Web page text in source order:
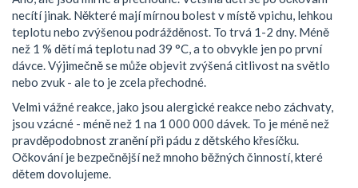
necítí jinak. Některé mají mírnou bolest v místě vpichu, lehkou
teplotu nebo zvýšenou podrážděnost. To trvá 1-2 dny. Méně
než 1 % dětí má teplotu nad 39 °C, a to obvykle jen po první
dávce. Výjimečně se může objevit zvýšená citlivost na světlo
nebo zvuk - ale to je zcela přechodné.
Velmi vážné reakce, jako jsou alergické reakce nebo záchvaty,
jsou vzácné - méně než 1 na 1 000 000 dávek. To je méně než
pravděpodobnost zranění při pádu z dětského křesíčku.
Očkování je bezpečnější než mnoho běžných činností, které
dětem dovolujeme.